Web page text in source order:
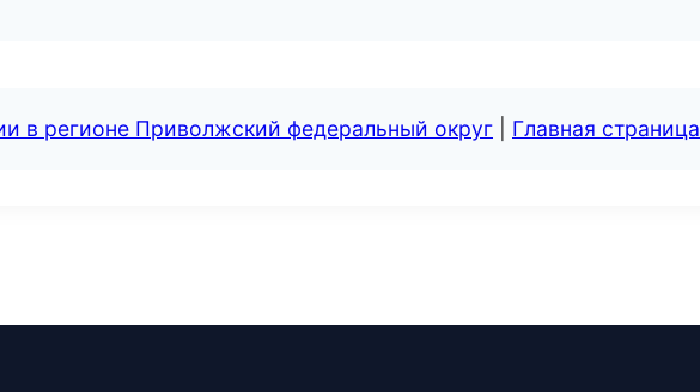
в регионе Приволжский федеральный округ Главная страница